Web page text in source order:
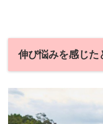
伸び悩みを感じた